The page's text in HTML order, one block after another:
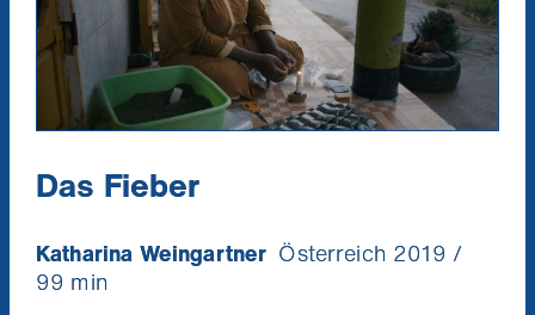
Das Fieber
Katharina Weingartner Österreich 2019 /
99 min